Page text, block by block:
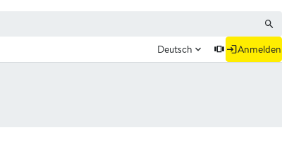
Deutsch Anmelden